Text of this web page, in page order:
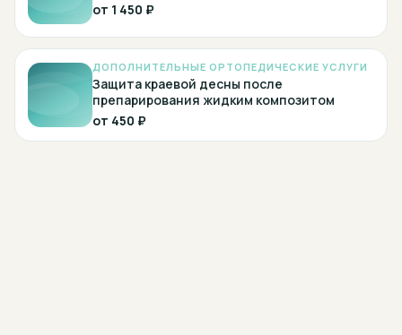
от 1 450 ₽
ДОПОЛНИТЕЛЬНЫЕ ОРТОПЕДИЧЕСКИЕ УСЛУГИ
Защита краевой десны после
препарирования жидким композитом
от 450 ₽